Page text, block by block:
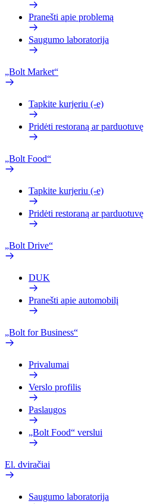
Pranešti apie problemą
Saugumo laboratorija
„Bolt Market“
Tapkite kurjeriu (-e)
Pridėti restoraną ar parduotuvę
„Bolt Food“
Tapkite kurjeriu (-e)
Pridėti restoraną ar parduotuvę
„Bolt Drive“
DUK
Pranešti apie automobilį
„Bolt for Business“
Privalumai
Verslo profilis
Paslaugos
„Bolt Food“ verslui
El. dviračiai
Saugumo laboratorija